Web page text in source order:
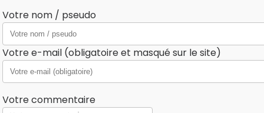
Votre nom / pseudo
Votre e-mail (obligatoire et masqué sur le site)
Votre commentaire